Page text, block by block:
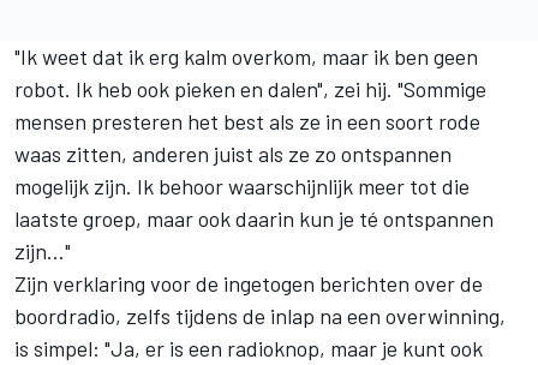
"Ik weet dat ik erg kalm overkom, maar ik ben geen
robot. Ik heb ook pieken en dalen", zei hij. "Sommige
mensen presteren het best als ze in een soort rode
waas zitten, anderen juist als ze zo ontspannen
mogelijk zijn. Ik behoor waarschijnlijk meer tot die
laatste groep, maar ook daarin kun je té ontspannen
zijn..."
Zijn verklaring voor de ingetogen berichten over de
boordradio, zelfs tijdens de inlap na een overwinning,
is simpel: "Ja, er is een radioknop, maar je kunt ook